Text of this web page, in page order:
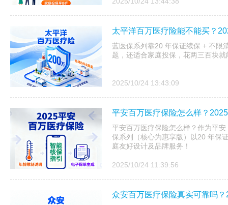
太平洋百万医疗险能不能买？
蓝医保系列靠20 年保证续保 + 不限
题，还适合家庭投保，花两三百块
2025/10/24 13:43:09
平安百万医疗保险怎么样？
平安百万医疗保险怎么样？作为平
保系列（核心为惠享版）以20 年保
庭友好设计及品牌服务！
2025/10/24 11:39:56
众安百万医疗保险真实可靠吗